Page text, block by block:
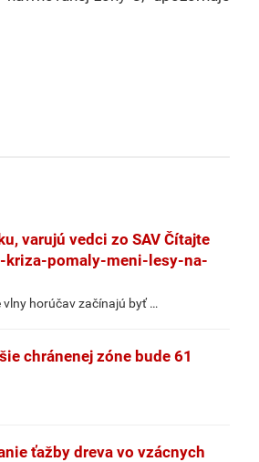
varujú vedci zo SAV Čítajte
pomaly-meni-lesy-na-
horúčav začínajú byť …
chránenej zóne bude 61
ťažby dreva vo vzácnych